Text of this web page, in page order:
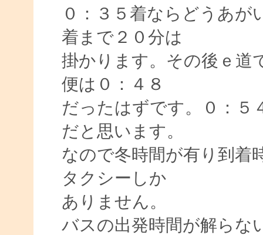
０：３５着ならどうあが
着まで２０分は
掛かります。その後ｅ道
便は０：４８
だったはずです。０：５
だと思います。
なので冬時間が有り到着
タクシーしか
ありません。
バスの出発時間が解らな